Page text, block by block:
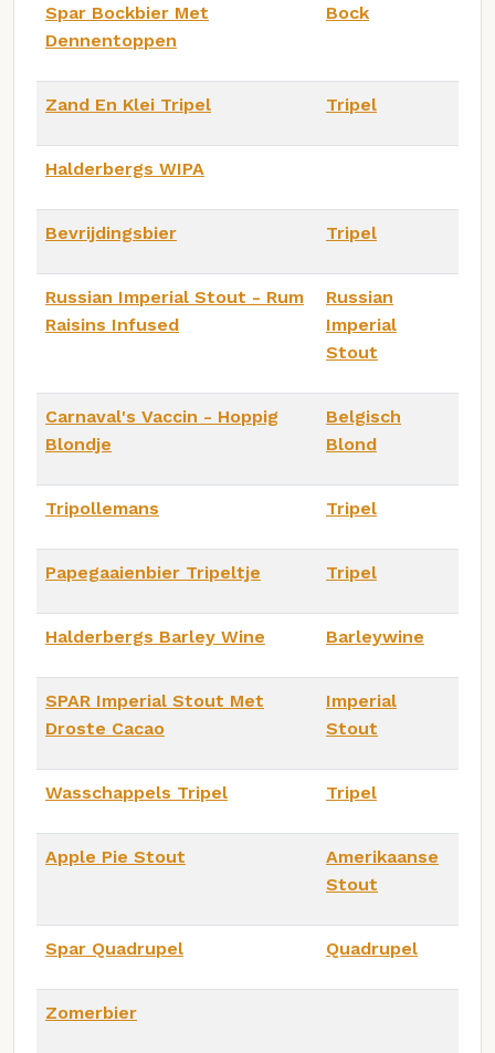
Spar Bockbier Met
Dennentoppen
Bock
Zand En Klei Tripel Tripel
Halderbergs WIPA
Bevrijdingsbier Tripel
Russian Imperial Stout - Rum
Raisins Infused
Russian
Imperial
Stout
Carnaval's Vaccin - Hoppig
Blondje
Belgisch
Blond
Tripollemans Tripel
Papegaaienbier Tripeltje Tripel
Halderbergs Barley Wine Barleywine
SPAR Imperial Stout Met
Droste Cacao
Imperial
Stout
Wasschappels Tripel Tripel
Apple Pie Stout
Amerikaanse
Stout
Spar Quadrupel Quadrupel
Zomerbier